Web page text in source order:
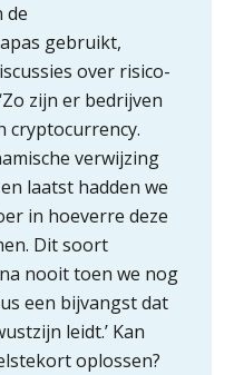
de
gebruikt,
over risico-
zijn er bedrijven
cryptocurrency.
verwijzing
laatst hadden we
in hoeverre deze
Dit soort
nooit toen we nog
een bijvangst dat
leidt.’ Kan
oplossen?
Startup of the Year
in 2026: doen we
dan vorig jaar?
| Volledig automatische
zo kom je er
webshopondernemers
bij de
in verband met de Wet
pensioenen voor de